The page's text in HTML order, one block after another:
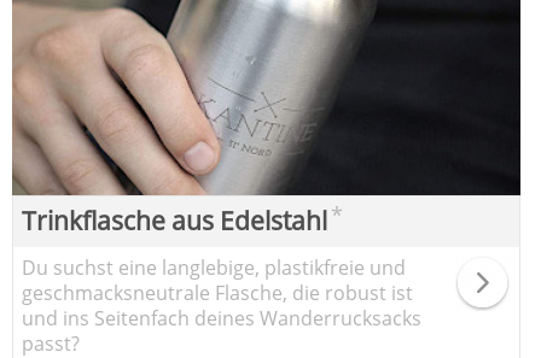
Trinkflasche aus Edelstahl*
Du suchst eine langlebige, plastikfreie und
geschmacksneutrale Flasche, die robust ist
und ins Seitenfach deines Wanderrucksacks
passt?